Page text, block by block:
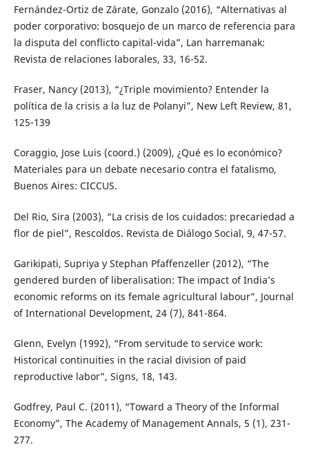
Fernández-Ortiz de Zárate, Gonzalo (2016), “Alternativas al
poder corporativo: bosquejo de un marco de referencia para
la disputa del conflicto capital-vida”, Lan harremanak:
Revista de relaciones laborales, 33, 16-52.
Fraser, Nancy (2013), “¿Triple movimiento? Entender la
política de la crisis a la luz de Polanyi”, New Left Review, 81,
125-139
Coraggio, Jose Luis (coord.) (2009), ¿Qué es lo económico?
Materiales para un debate necesario contra el fatalismo,
Buenos Aires: CICCUS.
Del Rio, Sira (2003), “La crisis de los cuidados: precariedad a
flor de piel”, Rescoldos. Revista de Diálogo Social, 9, 47-57.
Garikipati, Supriya y Stephan Pfaffenzeller (2012), “The
gendered burden of liberalisation: The impact of India’s
economic reforms on its female agricultural labour”, Journal
of International Development, 24 (7), 841-864.
Glenn, Evelyn (1992), “From servitude to service work:
Historical continuities in the racial division of paid
reproductive labor”, Signs, 18, 143.
Godfrey, Paul C. (2011), “Toward a Theory of the Informal
Economy”, The Academy of Management Annals, 5 (1), 231-
277.